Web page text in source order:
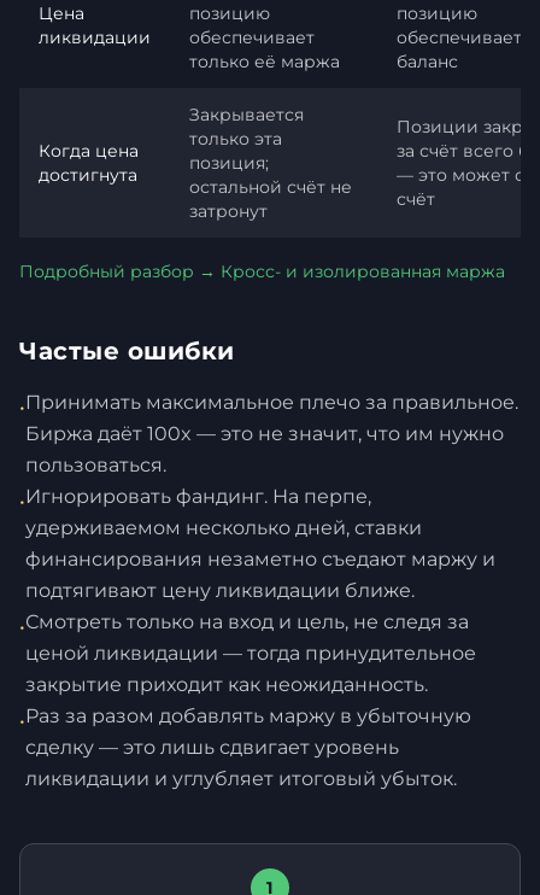
Цена
ликвидации
позицию
обеспечивает
только её маржа
позицию
обеспечивает
баланс
Когда цена
достигнута
Закрывается
только эта
позиция;
остальной счёт не
затронут
Позиции
за счёт всего
— это может
счёт
Подробный разбор → Кросс- и изолированная маржа
Частые ошибки
•Принимать максимальное плечо за правильное.
Биржа даёт 100x — это не значит, что им нужно
пользоваться.
•Игнорировать фандинг. На перпе,
удерживаемом несколько дней, ставки
финансирования незаметно съедают маржу и
подтягивают цену ликвидации ближе.
•Смотреть только на вход и цель, не следя за
ценой ликвидации — тогда принудительное
закрытие приходит как неожиданность.
•Раз за разом добавлять маржу в убыточную
сделку — это лишь сдвигает уровень
ликвидации и углубляет итоговый убыток.
1